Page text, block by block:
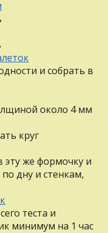
и собрать в
около 4 мм
круг
эту же формочку и
дну и стенкам,
теста и
минимум на 1 час